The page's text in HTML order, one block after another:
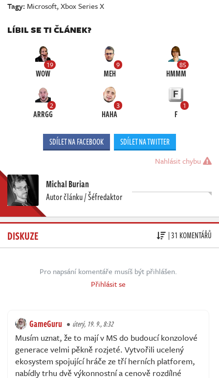
Tagy: Microsoft,Xbox Series X
LÍBIL SE TI ČLÁNEK?
19
WOW
9
MEH
85
HMMM
2
ARRGG
3
HAHA
1
F
SDÍLET NA FACEBOOK SDÍLET NA TWITTER
Nahlásit chybu
Michal Burian
Autor článku / Šéfredaktor
DISKUZE | 31 KOMENTÁŘŮ
Pro napsání komentáře musíš být přihlášen.
Přihlásit se
GameGuru úterý, 19. 9., 8:32
Musím uznat, že to mají v MS do budoucí konzolové
generace velmi pěkně rozjeté. Vytvořili ucelený
ekosystem spojující hráče ze tří herních platforem,
nabídly trhu dvě výkonnostní a cenově rozdílné